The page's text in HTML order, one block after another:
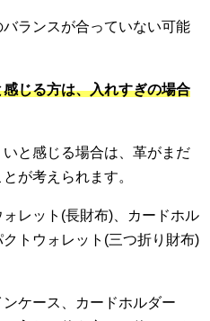
ランスが合っていない可能
じる方は、入れすぎの場合
と感じる場合は、革がまだ
が考えられます。
レット(長財布)、カードホル
トウォレット(三つ折り財布)
ケース、カードホルダー